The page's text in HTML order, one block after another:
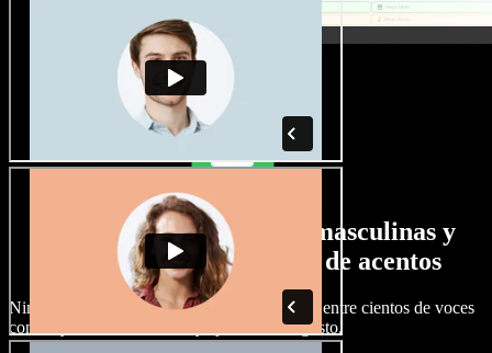
Gran selección de voces masculinas y
femeninas con todo tipo de acentos
Ningún proyecto tiene que sonar igual. Elige entre cientos de voces
con IA y acentos distintos, y ajústalas a tu gusto.